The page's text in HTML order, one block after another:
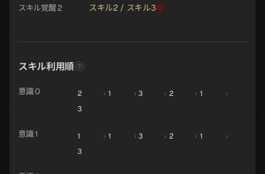
スキル覚醒 2 スキル2 / スキル3
スキル利用順
意識 0 2 › 1 › 3 › 2 › 1
›
3
意識 1 1 › 1 › 3 › 2 › 1
›
3